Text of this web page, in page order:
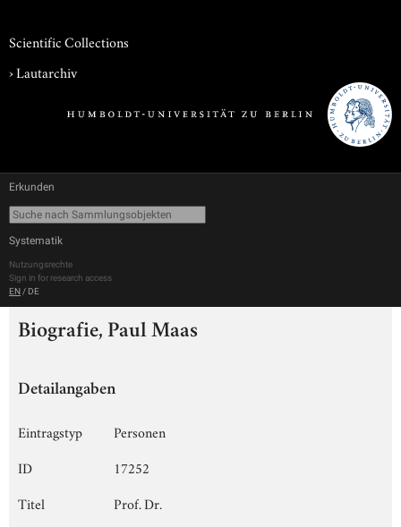
Scientific Collections
›Lautarchiv
Erkunden
Systematik
Nutzungsrechte
Sign in for research access
EN / DE
Biografie, Paul Maas
Detailangaben
Eintragstyp
Personen
ID
17252
Titel
Prof. Dr.